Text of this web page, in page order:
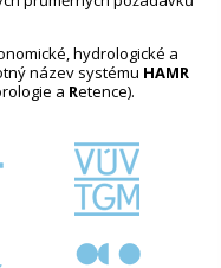
hydrologické a
název systému HAMR
a Retence).